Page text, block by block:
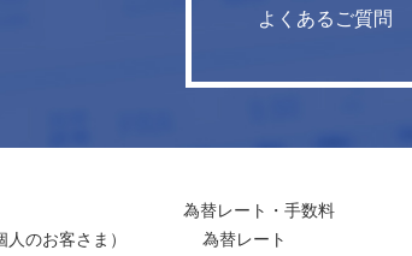
よくあるご質問
人のお客さま）
為替レート・手数料
為替レート